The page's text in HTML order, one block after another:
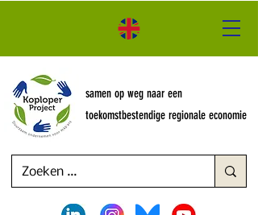
samen op weg naar een
toekomstbestendige regionale economie